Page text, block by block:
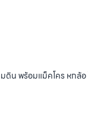
น พร้อมแม็คโคร หกล้อ